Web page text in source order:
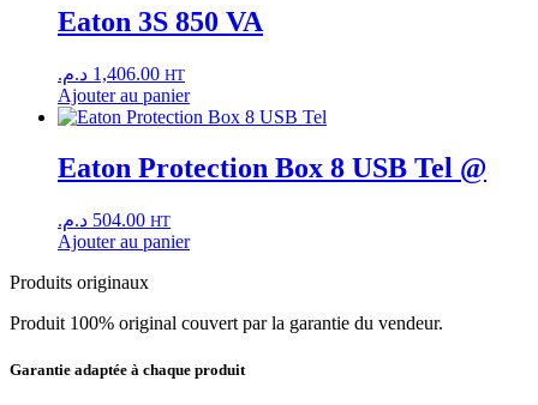
Eaton 3S 850 VA
1,406.00 د.م. HT
Ajouter au panier
Eaton Protection Box 8 USB Tel @
504.00 د.م. HT
Ajouter au panier
Produits originaux
Produit 100% original couvert par la garantie du vendeur.
Garantie adaptée à chaque produit